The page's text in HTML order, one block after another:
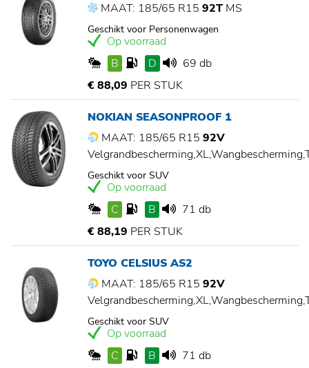
MAAT: 185/65 R15 92T MS
Geschikt voor Personenwagen
Op voorraad
B
D
69 db
€ 88,09 PER STUK
NOKIAN SEASONPROOF 1
MAAT: 185/65 R15 92V
Geschikt voor SUV
Op voorraad
C
B
71 db
€ 88,19 PER STUK
TOYO CELSIUS AS2
MAAT: 185/65 R15 92V
Geschikt voor SUV
Op voorraad
C
B
71 db